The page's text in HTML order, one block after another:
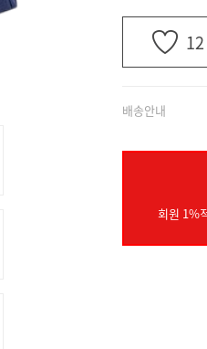
12
배송안내
회원 1%